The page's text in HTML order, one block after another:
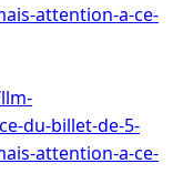
attention-a-ce-
du-billet-de-5-
attention-a-ce-